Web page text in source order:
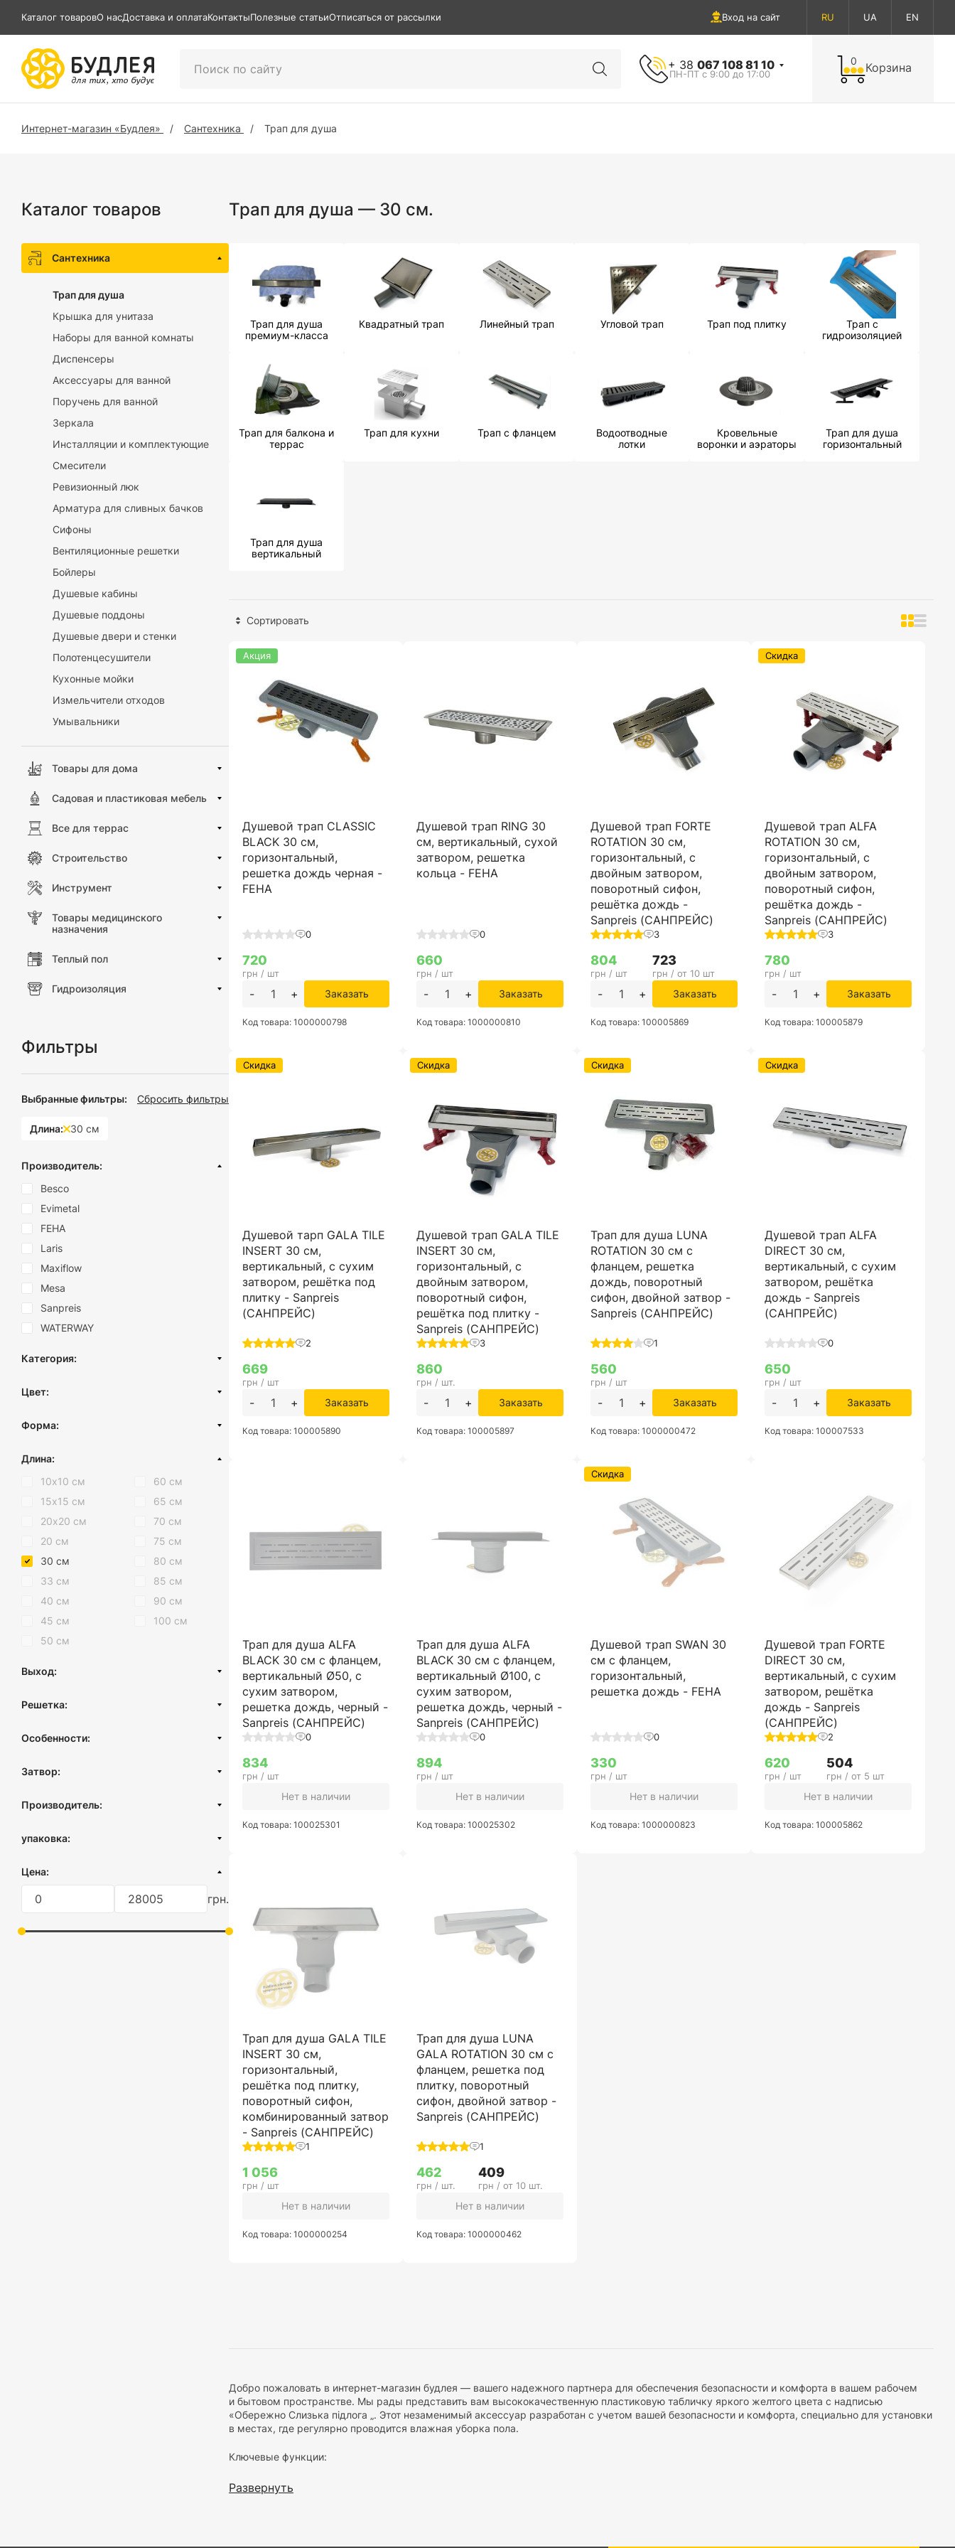
Каталог товаровО насДоставка и оплатаКонтактыПолезные статьиОтписаться от рассылки Вход на сайт RU UA EN
+ 38 067 108 81 10
ПН-ПТ с 9:00 до 17:00
0 Корзина
Интернет-магазин «Будлея» Сантехника Трап для душа
Каталог товаров
Сантехника
Трап для душа
Крышка для унитаза
Наборы для ванной комнаты
Диспенсеры
Аксессуары для ванной
Поручень для ванной
Зеркала
Инсталляции и комплектующие
Смесители
Ревизионный люк
Арматура для сливных бачков
Сифоны
Вентиляционные решетки
Бойлеры
Душевые кабины
Душевые поддоны
Душевые двери и стенки
Полотенцесушители
Кухонные мойки
Измельчители отходов
Умывальники
Товары для дома
Садовая и пластиковая мебель
Все для террас
Строительство
Инструмент
Товары медицинского
назначения
Теплый пол
Гидроизоляция
Фильтры
Выбранные фильтры: Сбросить фильтры
Длина: 30 см
Производитель:
Besco
Evimetal
FEHA
Laris
Maxiflow
Mesa
Sanpreis
WATERWAY
Категория:
Трап для балкона и террасы
Цвет:
Хром
Форма:
Треугольная
Длина:
10х10 см
15х15 см
20х20 см
20 см
30 см
33 см
40 см
45 см
50 см
60 см
65 см
70 см
75 см
80 см
85 см
90 см
100 см
Выход:
Решетка:
Особенности:
С гидроизоляцией
С металлическим корпусом
С поворотным сифоном
Затвор:
Гидрозатвор
Комбинированный затвор
Производитель:
упаковка:
Цена:
грн.
Трап для душа — 30 см.
Добро пожаловать в интернет-магазин будлея — вашего надежного партнера для обеспечения безопасности и комфорта в вашем рабочем
и бытовом пространстве. Мы рады представить вам высококачественную пластиковую табличку яркого желтого цвета с надписью
«Обережно Слизька підлога „. Этот незаменимый аксессуар разработан с учетом вашей безопасности и комфорта, специально для установки
в местах, где регулярно проводится влажная уборка пола.
Ключевые функции:
1. Предотвращение травм: Наша табличка разработана с одной целью — обеспечить безопасность. После влажной уборки помещений, она
эффективно предупреждает о скользкой поверхности, предотвращая потенциальные травмы среди посетителей и персонала.
Развернуть
Трап для душа
премиум-класса
Квадратный трап Линейный трап Угловой трап Трап под плитку
Трап с
гидроизоляцией
Трап для балкона и
террас
Трап для кухни Трап с фланцем
Водоотводные
лотки
Кровельные
воронки и аэраторы
Трап для душа
горизонтальный
Трап для душа
вертикальный
Сортировать
Душевой трап CLASSIC
BLACK 30 см,
горизонтальный,
решетка дождь черная -
FEHA
0
Акция
720
грн / шт
- + Заказать
Код товара: 1000000798
Душевой трап RING 30
см, вертикальный, сухой
затвором, решетка
кольца - FEHA
0
660
грн / шт
- + Заказать
Код товара: 1000000810
Душевой трап FORTE
ROTATION 30 см,
горизонтальный, с
двойным затвором,
поворотный сифон,
решётка дождь -
Sanpreis (САНПРЕЙС)
3
804
грн / шт
723
грн / от 10 шт
- + Заказать
Код товара: 100005869
Душевой трап ALFA
ROTATION 30 см,
горизонтальный, с
двойным затвором,
поворотный сифон,
решётка дождь -
Sanpreis (САНПРЕЙС)
3
Скидка
780
грн / шт
- + Заказать
Код товара: 100005879
Душевой тарп GALA TILE
INSERT 30 см,
вертикальный, с сухим
затвором, решётка под
плитку - Sanpreis
(САНПРЕЙС)
2
Скидка
669
грн / шт
- + Заказать
Код товара: 100005890
Душевой трап GALA TILE
INSERT 30 см,
горизонтальный, с
двойным затвором,
поворотный сифон,
решётка под плитку -
Sanpreis (САНПРЕЙС)
3
Скидка
860
грн / шт.
- + Заказать
Код товара: 100005897
Трап для душа LUNA
ROTATION 30 см с
фланцем, решетка
дождь, поворотный
сифон, двойной затвор -
Sanpreis (САНПРЕЙС)
1
Скидка
560
грн / шт
- + Заказать
Код товара: 1000000472
Душевой трап ALFA
DIRECT 30 см,
вертикальный, с сухим
затвором, решётка
дождь - Sanpreis
(САНПРЕЙС)
0
Скидка
650
грн / шт
- + Заказать
Код товара: 100007533
Трап для душа ALFA
BLACK 30 см с фланцем,
вертикальный Ø50, с
сухим затвором,
решетка дождь, черный -
Sanpreis (САНПРЕЙС)
0
834
грн / шт
Нет в наличии
Код товара: 100025301
Трап для душа ALFA
BLACK 30 см с фланцем,
вертикальный Ø100, с
сухим затвором,
решетка дождь, черный -
Sanpreis (САНПРЕЙС)
0
894
грн / шт
Нет в наличии
Код товара: 100025302
Душевой трап SWAN 30
см с фланцем,
горизонтальный,
решетка дождь - FEHA
0
Скидка
330
грн / шт
Нет в наличии
Код товара: 1000000823
Душевой трап FORTE
DIRECT 30 см,
вертикальный, с сухим
затвором, решётка
дождь - Sanpreis
(САНПРЕЙС)
2
620
грн / шт
504
грн / от 5 шт
Нет в наличии
Код товара: 100005862
Трап для душа GALA TILE
INSERT 30 см,
горизонтальный,
решётка под плитку,
поворотный сифон,
комбинированный затвор
- Sanpreis (САНПРЕЙС)
1
1 056
грн / шт
Нет в наличии
Код товара: 1000000254
Трап для душа LUNA
GALA ROTATION 30 см с
фланцем, решетка под
плитку, поворотный
сифон, двойной затвор -
Sanpreis (САНПРЕЙС)
1
462
грн / шт.
409
грн / от 10 шт.
Нет в наличии
Код товара: 1000000462